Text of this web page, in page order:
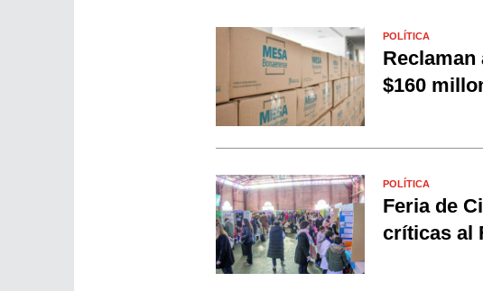
POLÍTICA
Reclaman
$160
POLÍTICA
Feria de
críticas al